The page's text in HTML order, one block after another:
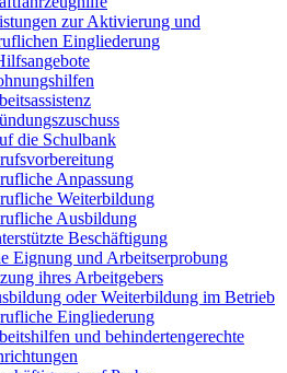
zur Aktivierung und
Eingliederung
die Schulbank
Anpassung
Weiterbildung
Ausbildung
Beschäftigung
Eignung und Arbeitserprobung
ihres Arbeitgebers
oder Weiterbildung im Betrieb
Eingliederung
und behindertengerechte